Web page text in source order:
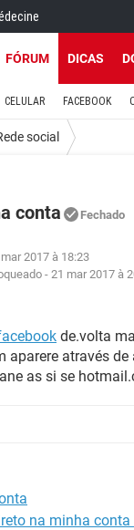
FÓRUM DICAS
CELULAR FACEBOOK
social
conta Fechado
2017 à 18:23
-21 mar 2017 à
de.volta
aparere através de
as si se
na minha conta